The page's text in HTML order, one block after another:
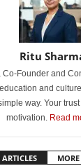
Ritu
, Co-Founder and
and
way. Your
motivation. Read
ARTICLES